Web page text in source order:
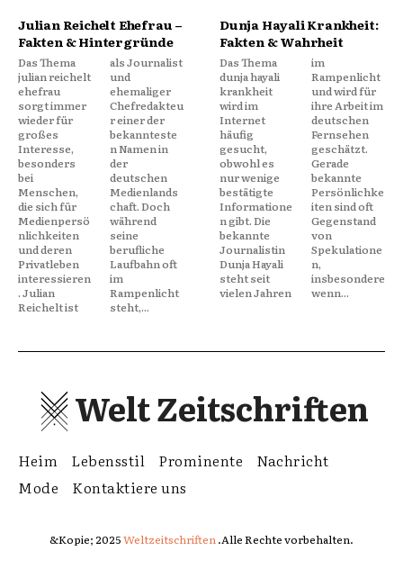
Julian Reichelt Ehefrau –
Fakten & Hintergründe
Das Thema
julian reichelt
ehefrau
sorgt immer
wieder für
großes
Interesse,
besonders
bei
Menschen,
die sich für
Medienpersö
nlichkeiten
und deren
Privatleben
interessieren
. Julian
Reichelt ist
als Journalist
und
ehemaliger
Chefredakteu
r einer der
bekannteste
n Namen in
der
deutschen
Medienlands
chaft. Doch
während
seine
berufliche
Laufbahn oft
im
Rampenlicht
steht,...
Dunja Hayali Krankheit:
Fakten & Wahrheit
Das Thema
dunja hayali
krankheit
wird im
Internet
häufig
gesucht,
obwohl es
nur wenige
bestätigte
Informatione
n gibt. Die
bekannte
Journalistin
Dunja Hayali
steht seit
vielen Jahren
im
Rampenlicht
und wird für
ihre Arbeit im
deutschen
Fernsehen
geschätzt.
Gerade
bekannte
Persönlichke
iten sind oft
Gegenstand
von
Spekulatione
n,
insbesondere
wenn...
Welt Zeitschriften
Heim Lebensstil Prominente
Nachricht
Mode
Kontaktiere uns
&Kopie; 2025Weltzeitschriften.Alle Rechte vorbehalten.